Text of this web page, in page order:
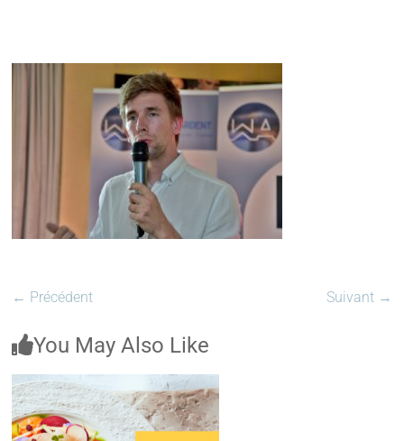
← Précédent Suivant →
You May Also Like